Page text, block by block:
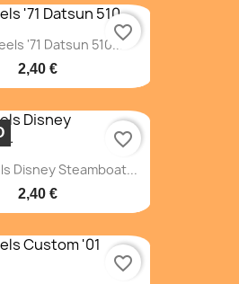
'71 Datsun 510...
2,40 €
favorite_border
Disney Steamboat...
2,40 €
favorite_border
favorite_border